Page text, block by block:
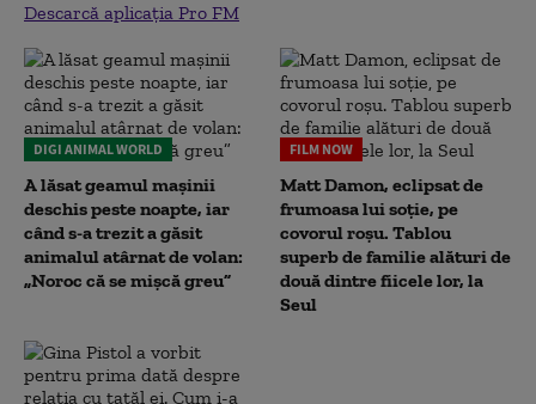
Descarcă aplicația Pro FM
DIGI ANIMAL WORLD
A lăsat geamul mașinii
deschis peste noapte, iar
când s-a trezit a găsit
animalul atârnat de volan:
„Noroc că se mișcă greu”
FILM NOW
Matt Damon, eclipsat de
frumoasa lui soție, pe
covorul roșu. Tablou
superb de familie alături de
două dintre fiicele lor, la
Seul